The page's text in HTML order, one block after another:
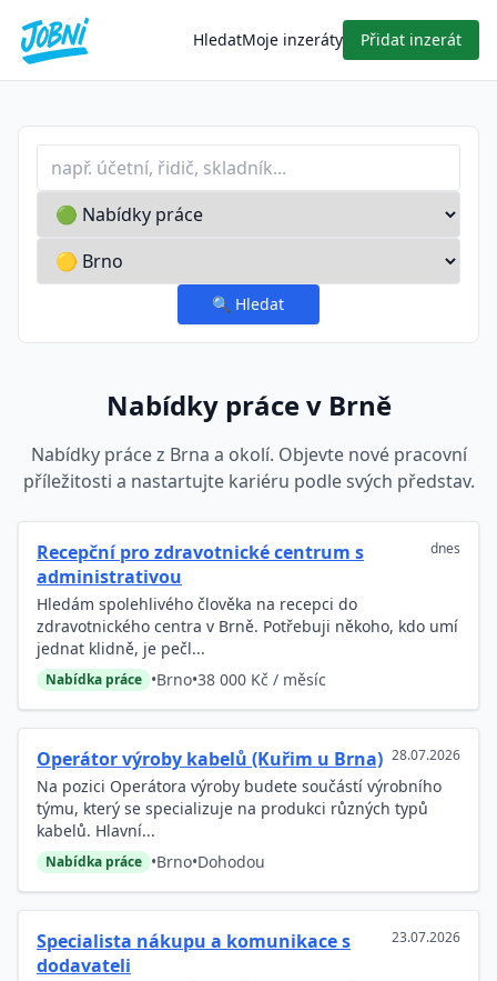
HledatMoje inzeráty Přidat inzerát
Profese nebo klíčové slovo
Typ inzerátu
Lokalita
🔍 Hledat
Nabídky práce v Brně
Nabídky práce z Brna a okolí. Objevte nové pracovní
příležitosti a nastartujte kariéru podle svých představ.
Recepční pro zdravotnické centrum s
administrativou
dnes
Hledám spolehlivého člověka na recepci do
zdravotnického centra v Brně. Potřebuji někoho, kdo umí
jednat klidně, je pečl...
Nabídka práce •Brno•38 000 Kč / měsíc
Operátor výroby kabelů (Kuřim u Brna) 28.07.2026
Na pozici Operátora výroby budete součástí výrobního
týmu, který se specializuje na produkci různých typů
kabelů. Hlavní...
Nabídka práce •Brno•Dohodou
Specialista nákupu a komunikace s
dodavateli
23.07.2026